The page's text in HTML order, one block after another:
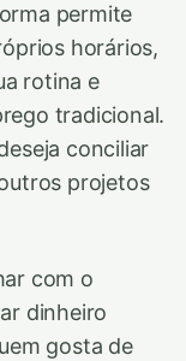
permite
horários,
rotina e
tradicional.
conciliar
projetos
com o
dinheiro
gosta de